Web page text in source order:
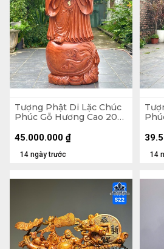
Tượng Phật Di Lặc Chúc
Phúc Gỗ Hương Cao 200
14 ngày trước
45.000.000 ₫
14